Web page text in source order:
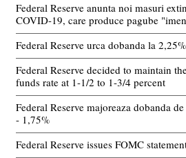
Federal Reserve anunta noi masuri
COVID-19, care produce pagube
Federal Reserve urca dobanda la 2,25%
Federal Reserve decided to maintain
funds rate at 1-1/2 to 1-3/4 percent
Federal Reserve majoreaza dobanda
- 1,75%
Federal Reserve issues FOMC